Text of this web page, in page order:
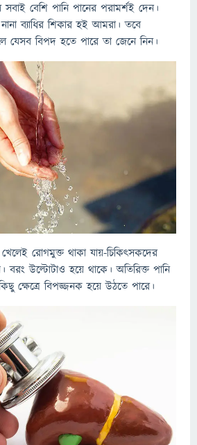
বেশি পানি পানের পরামর্শই দেন।
ব্যাধির শিকার হই আমরা। তবে
যেসব বিপদ হতে পারে তা জেনে নিন।
রোগমুক্ত থাকা যায়-চিকিৎসকদের
উল্টোটাও হয়ে থাকে। অতিরিক্ত পানি
কিছু ক্ষেত্রে বিপজ্জনক হয়ে উঠতে পারে।